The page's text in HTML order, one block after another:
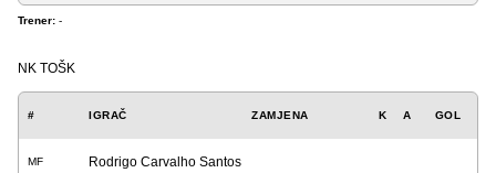
Trener: -
NK TOŠK
# IGRAČ ZAMJENA K A GOL
MF Rodrigo Carvalho Santos